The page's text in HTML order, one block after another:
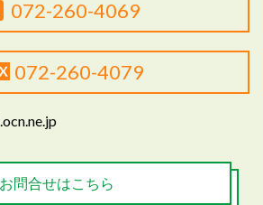
072-260-4069
072-260-4079
お問合せはこちら